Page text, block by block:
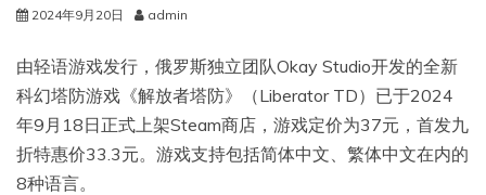
2024年9月20日 admin
由轻语游戏发行，俄罗斯独立团队Okay Studio开发的全新
科幻塔防游戏《解放者塔防》（Liberator TD）已于2024
年9月18日正式上架Steam商店，游戏定价为37元，首发九
折特惠价33.3元。游戏支持包括简体中文、繁体中文在内的
8种语言。